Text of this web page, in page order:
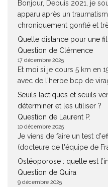
Bonjour, Depuis 2021, je
apparu après un
chroniquement gonflé et
Quelle distance pour une
Question de Clémence
17 décembre 2025
Et moi si je cours 5 km en
avec de l'herbe bcp de
Seuils lactiques et seuils
déterminer et les utiliser ?
Question de Laurent P.
10 décembre 2025
Je viens de faire un test
(docteure de l'équipe de
Ostéoporose : quelle est
Question de Quira
9 décembre 2025